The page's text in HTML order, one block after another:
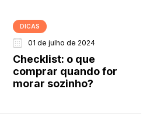
DICAS
01 de julho de 2024
Checklist: o que
comprar quando for
morar sozinho?